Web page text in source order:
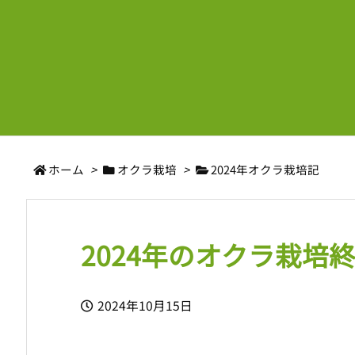
ホーム > オクラ栽培 > 2024年オクラ栽培記
2024年のオクラ栽培
2024年10月15日